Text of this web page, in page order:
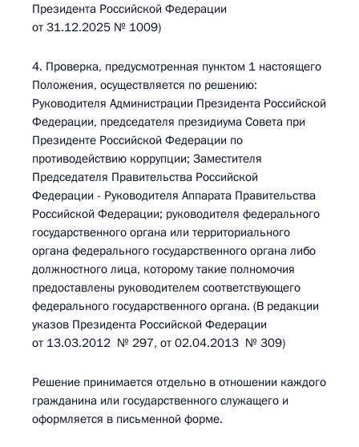
Президента Российской Федерации
от 31.12.2025 № 1009)
4. Проверка, предусмотренная пунктом 1 настоящего
Положения, осуществляется по решению:
Руководителя Администрации Президента Российской
Федерации, председателя президиума Совета при
Президенте Российской Федерации по
противодействию коррупции; Заместителя
Председателя Правительства Российской
Федерации - Руководителя Аппарата Правительства
Российской Федерации; руководителя федерального
государственного органа или территориального
органа федерального государственного органа либо
должностного лица, которому такие полномочия
предоставлены руководителем соответствующего
федерального государственного органа. (В редакции
указов Президента Российской Федерации
от 13.03.2012 № 297, от 02.04.2013 № 309)
Решение принимается отдельно в отношении каждого
гражданина или государственного служащего и
оформляется в письменной форме.